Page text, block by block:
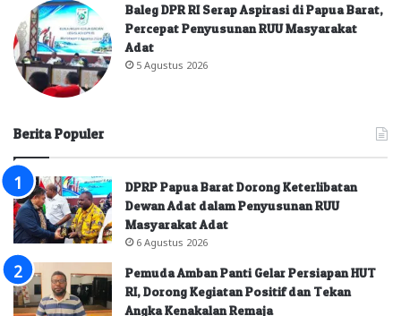
Baleg DPR RI Serap Aspirasi di Papua Barat,
Percepat Penyusunan RUU Masyarakat
Adat
5 Agustus 2026
Berita Populer
DPRP Papua Barat Dorong Keterlibatan
Dewan Adat dalam Penyusunan RUU
Masyarakat Adat
6 Agustus 2026
Pemuda Amban Panti Gelar Persiapan HUT
RI, Dorong Kegiatan Positif dan Tekan
Angka Kenakalan Remaja